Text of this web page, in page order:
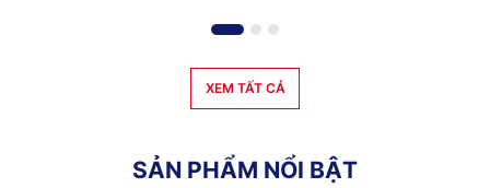
XEM TẤT CẢ
SẢN PHẨM NỔI BẬT